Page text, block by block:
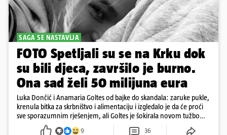
SAGA SE NASTAVLJA
FOTO Spetljali su se na Krku dok
su bili djeca, završilo je burno.
Ona sad želi 50 milijuna eura
Luka Dončić i Anamaria Goltes od bajke do skandala: zaruke pukle,
krenula bitka za skrbništvo i alimentaciju i izgledalo je da će proći
sve sporazumnim rješenjem, ali Goltes je šokirala novom tužbom
u Sloveniji
9 36